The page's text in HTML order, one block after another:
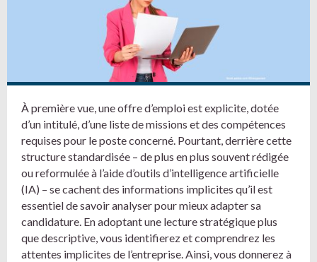
À première vue, une offre d’emploi est explicite, dotée
d’un intitulé, d’une liste de missions et des compétences
requises pour le poste concerné. Pourtant, derrière cette
structure standardisée – de plus en plus souvent rédigée
ou reformulée à l’aide d’outils d’intelligence artificielle
(IA) – se cachent des informations implicites qu’il est
essentiel de savoir analyser pour mieux adapter sa
candidature. En adoptant une lecture stratégique plus
que descriptive, vous identifierez et comprendrez les
attentes implicites de l’entreprise. Ainsi, vous donnerez à